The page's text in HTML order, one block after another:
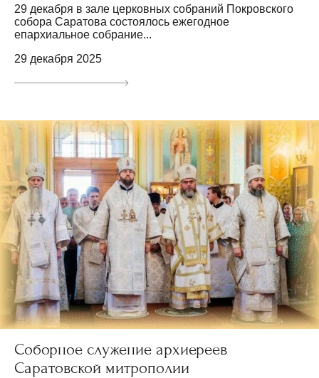
29 декабря в зале церковных собраний Покровского
собора Саратова состоялось ежегодное
епархиальное собрание...
29 декабря 2025
Соборное служение архиереев
Саратовской митрополии